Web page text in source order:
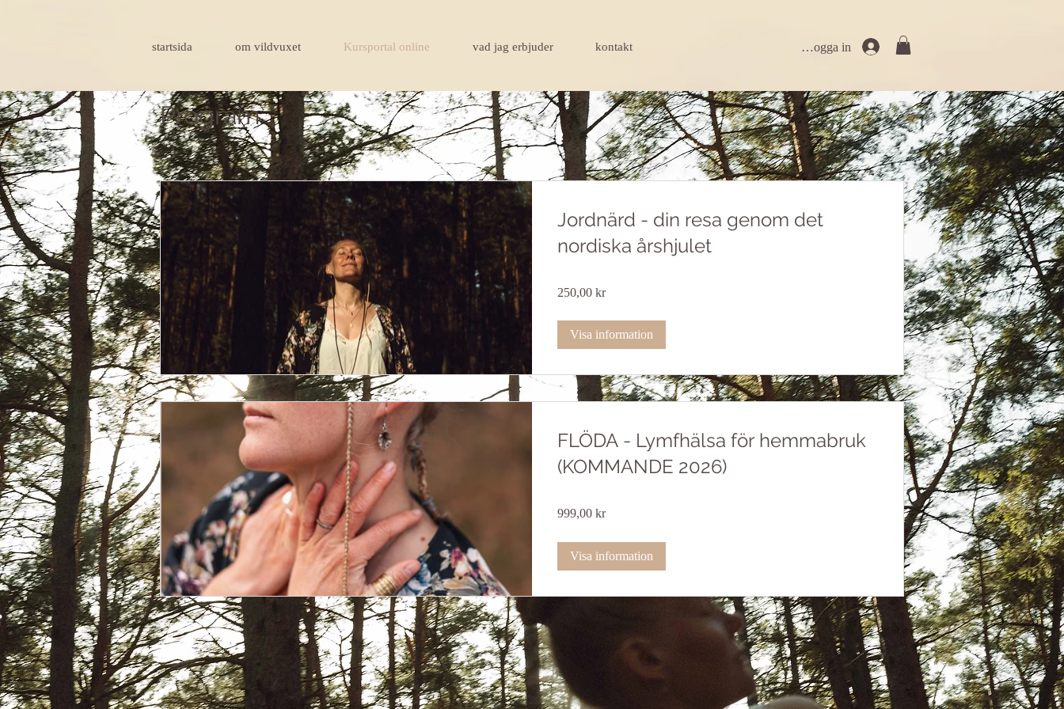
startsida om vildvuxet Kursportal online vad jag erbjuder kontakt Logga in
Program
Jordnärd - din resa genom det
nordiska årshjulet
250,00 kr
Visa information
FLÖDA - Lymfhälsa för hemmabruk
(KOMMANDE 2026)
999,00 kr
Visa information